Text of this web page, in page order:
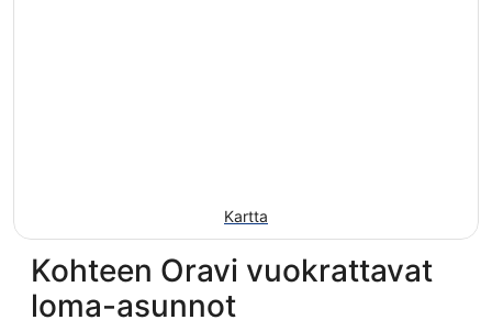
Kartta
Kohteen Oravi vuokrattavat
loma-asunnot